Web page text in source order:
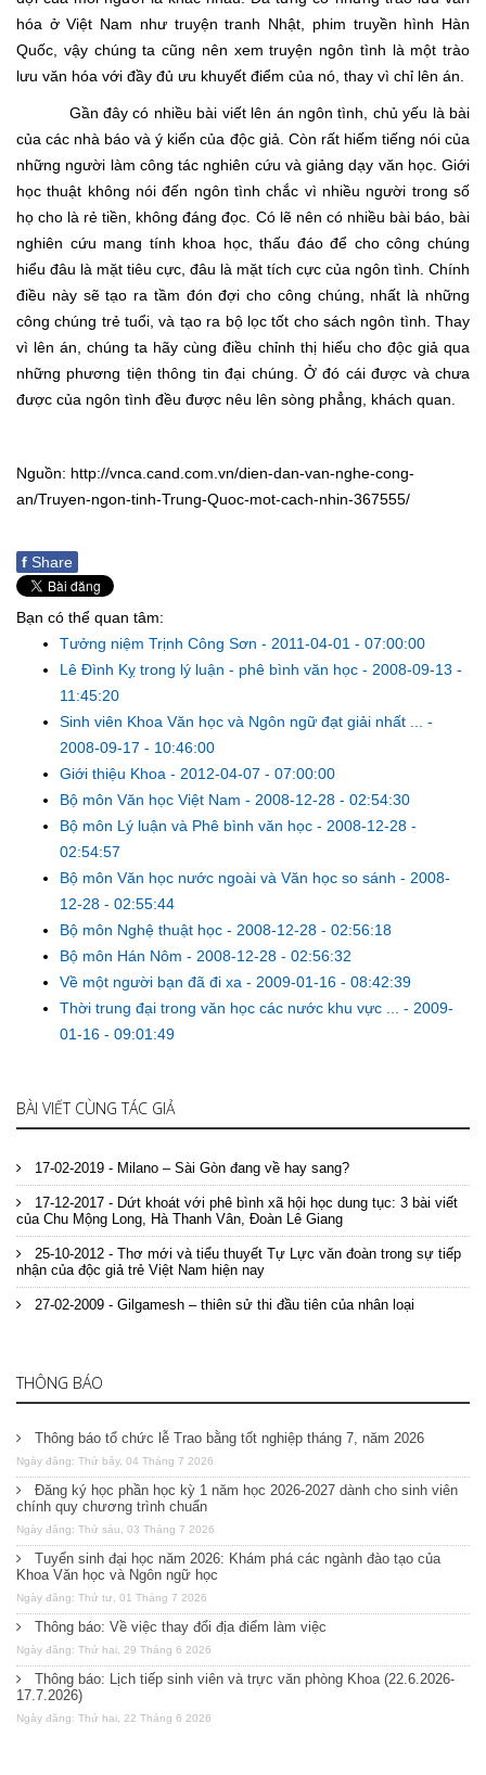
hóa ở Việt Nam như truyện tranh Nhật, phim truyền hình Hàn
Quốc, vậy chúng ta cũng nên xem truyện ngôn tình là một trào
lưu văn hóa với đầy đủ ưu khuyết điểm của nó, thay vì chỉ lên án.
Gần đây có nhiều bài viết lên án ngôn tình, chủ yếu là bài
của các nhà báo và ý kiến của độc giả. Còn rất hiếm tiếng nói của
những người làm công tác nghiên cứu và giảng dạy văn học. Giới
học thuật không nói đến ngôn tình chắc vì nhiều người trong số
họ cho là rẻ tiền, không đáng đọc. Có lẽ nên có nhiều bài báo, bài
nghiên cứu mang tính khoa học, thấu đáo để cho công chúng
hiểu đâu là mặt tiêu cực, đâu là mặt tích cực của ngôn tình. Chính
điều này sẽ tạo ra tầm đón đợi cho công chúng, nhất là những
công chúng trẻ tuổi, và tạo ra bộ lọc tốt cho sách ngôn tình. Thay
vì lên án, chúng ta hãy cùng điều chỉnh thị hiếu cho độc giả qua
những phương tiện thông tin đại chúng. Ở đó cái được và chưa
được của ngôn tình đều được nêu lên sòng phẳng, khách quan.
Nguồn: http://vnca.cand.com.vn/dien-dan-van-nghe-cong-
an/Truyen-ngon-tinh-Trung-Quoc-mot-cach-nhin-367555/
f Share
Bạn có thể quan tâm:
Tưởng niệm Trịnh Công Sơn - 2011-04-01 - 07:00:00
Lê Đình Kỵ trong lý luận - phê bình văn học - 2008-09-13 -
11:45:20
Sinh viên Khoa Văn học và Ngôn ngữ đạt giải nhất ... -
2008-09-17 - 10:46:00
Giới thiệu Khoa - 2012-04-07 - 07:00:00
Bộ môn Văn học Việt Nam - 2008-12-28 - 02:54:30
Bộ môn Lý luận và Phê bình văn học - 2008-12-28 -
02:54:57
Bộ môn Văn học nước ngoài và Văn học so sánh - 2008-
12-28 - 02:55:44
Bộ môn Nghệ thuật học - 2008-12-28 - 02:56:18
Bộ môn Hán Nôm - 2008-12-28 - 02:56:32
Về một người bạn đã đi xa - 2009-01-16 - 08:42:39
Thời trung đại trong văn học các nước khu vực ... - 2009-
01-16 - 09:01:49
BÀI VIẾT CÙNG TÁC GIẢ
17-02-2019 - Milano – Sài Gòn đang về hay sang?
17-12-2017 - Dứt khoát với phê bình xã hội học dung tục: 3 bài viết
của Chu Mộng Long, Hà Thanh Vân, Đoàn Lê Giang
25-10-2012 - Thơ mới và tiểu thuyết Tự Lực văn đoàn trong sự tiếp
nhận của độc giả trẻ Việt Nam hiện nay
27-02-2009 - Gilgamesh – thiên sử thi đầu tiên của nhân loại
THÔNG BÁO
Thông báo tổ chức lễ Trao bằng tốt nghiệp tháng 7, năm 2026
Ngày đăng: Thứ bảy, 04 Tháng 7 2026
Đăng ký học phần học kỳ 1 năm học 2026-2027 dành cho sinh viên
chính quy chương trình chuẩn
Ngày đăng: Thứ sáu, 03 Tháng 7 2026
Tuyển sinh đại học năm 2026: Khám phá các ngành đào tạo của
Khoa Văn học và Ngôn ngữ học
Ngày đăng: Thứ tư, 01 Tháng 7 2026
Thông báo: Về việc thay đổi địa điểm làm việc
Ngày đăng: Thứ hai, 29 Tháng 6 2026
Thông báo: Lịch tiếp sinh viên và trực văn phòng Khoa (22.6.2026-
17.7.2026)
Ngày đăng: Thứ hai, 22 Tháng 6 2026